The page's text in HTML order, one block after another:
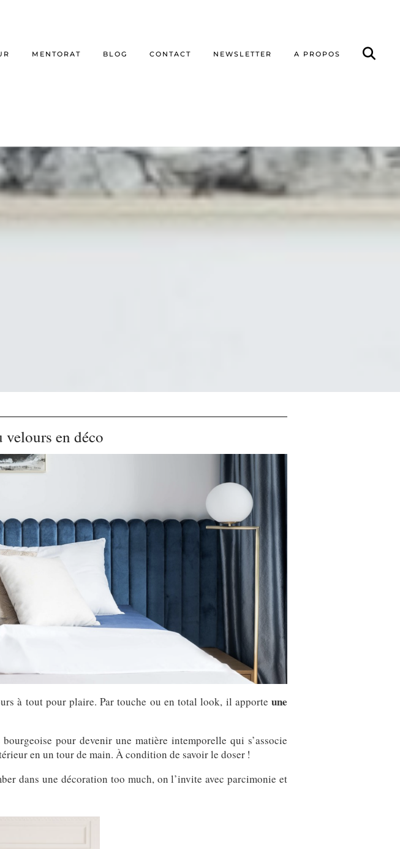
MENTORAT BLOG CONTACT NEWSLETTER A PROPOS
en déco
à tout pour plaire. Par touche ou en total look, il apporte une
pour devenir une matière intemporelle qui s’associe
en un tour de main. À condition de savoir le doser !
dans une décoration too much, on l’invite avec parcimonie et